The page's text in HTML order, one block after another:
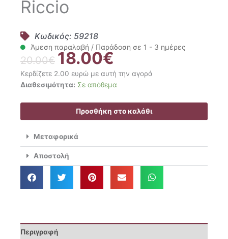
Riccio
Κωδικός: 59218
Άμεση παραλαβή / Παράδοση σε 1 - 3 ημέρες
20.00€ Original
price
was:
20.00€.
18.00€
τρέχουσα
τιμή
είναι:
18.00€.
Κερδίζετε 2.00 ευρώ με αυτή την αγορά
Διαθεσιμότητα: Σε απόθεμα
Nima
Μαξιλαράκι
Riccio
Προσθήκη στο καλάθι
Μεταφορικά
Αποστολή
Περιγραφή